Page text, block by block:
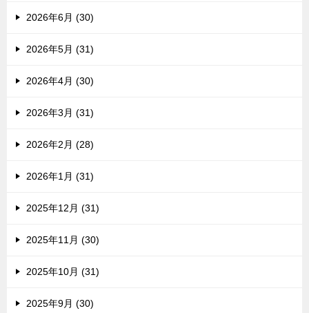
2026年6月 (30)
2026年5月 (31)
2026年4月 (30)
2026年3月 (31)
2026年2月 (28)
2026年1月 (31)
2025年12月 (31)
2025年11月 (30)
2025年10月 (31)
2025年9月 (30)